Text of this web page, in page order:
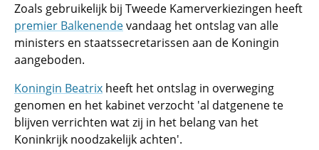
Zoals gebruikelijk bij Tweede Kamerverkiezingen heeft
premier Balkenendevandaag het ontslag van alle
ministers en staatssecretarissen aan de Koningin
aangeboden.
Koningin Beatrix heeft het ontslag in overweging
genomen en het kabinet verzocht 'al datgenene te
blijven verrichten wat zij in het belang van het
Koninkrijk noodzakelijk achten'.